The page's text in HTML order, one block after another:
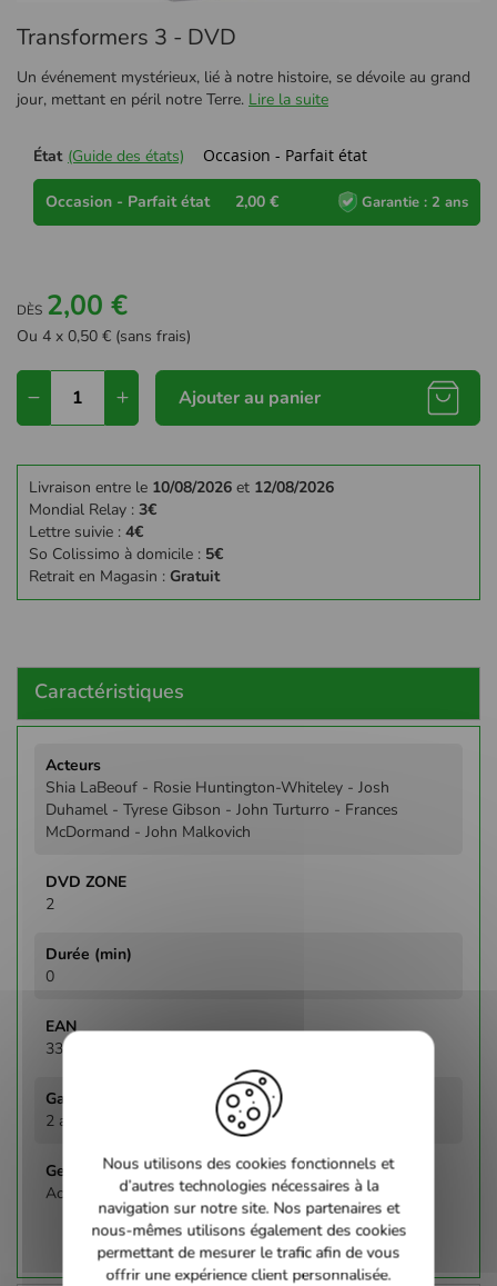
au
de
la
d’images
Transformers 3 - DVD
Un événement mystérieux, lié à notre histoire, se dévoile au grand
jour, mettant en péril notre Terre. Lire la suite
État (Guide des états) Occasion - Parfait état
Occasion - Parfait état 2,00 € Garantie : 2 ans
DÈS 2,00 €
Ou 4 x 0,50 € (sans frais)
Ajouter au panier
Livraison entre le 10/08/2026 et 12/08/2026
Mondial Relay : 3€
Lettre suivie : 4€
So Colissimo à domicile : 5€
Retrait en Magasin : Gratuit
Caractéristiques
d'infos
Shia LaBeouf - Rosie Huntington-Whiteley - Josh
Duhamel - Tyrese Gibson - John Turturro - Frances
McDormand - John Malkovich
2
0
3333973172717
2 ans
Action
Nous utilisons des cookies fonctionnels et
d’autres technologies nécessaires à la
navigation sur notre site. Nos partenaires et
nous-mêmes utilisons également des cookies
permettant de mesurer le trafic afin de vous
offrir une expérience client personnalisée.